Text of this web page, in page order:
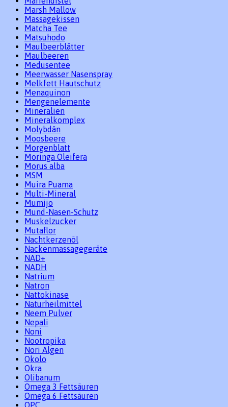
Marsh Mallow
Massagekissen
Matcha Tee
Matsuhodo
Maulbeerblätter
Maulbeeren
Medusentee
Meerwasser Nasenspray
Melkfett Hautschutz
Menaquinon
Mengenelemente
Mineralien
Mineralkomplex
Molybdän
Moosbeere
Morgenblatt
Moringa Oleifera
Morus alba
MSM
Muira Puama
Multi-Mineral
Mumijo
Mund-Nasen-Schutz
Muskelzucker
Mutaflor
Nachtkerzenöl
Nackenmassagegeräte
NAD+
NADH
Natrium
Natron
Nattokinase
Naturheilmittel
Neem Pulver
Nepali
Noni
Nootropika
Nori Algen
Okolo
Okra
Olibanum
Omega 3 Fettsäuren
Omega 6 Fettsäuren
OPC